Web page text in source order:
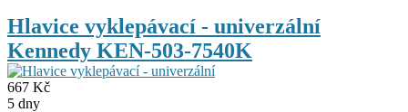
Hlavice vyklepávací - univerzální
Kennedy KEN-503-7540K
667 Kč
5 dny